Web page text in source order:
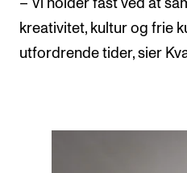
– Vi holder fast ved at
kreativitet, kultur og frie
utfordrende tider, sier